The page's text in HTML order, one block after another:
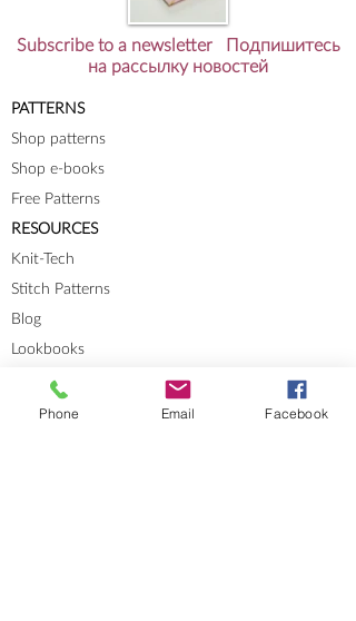
Subscribe to a newsletter Подпишитесь
на рассылку новостей
PATTERNS
Shop patterns
Shop e-books
Free Patterns
RESOURCES
Knit-Tech
Stitch Patterns
Blog
Lookbooks
Phone Email Facebook